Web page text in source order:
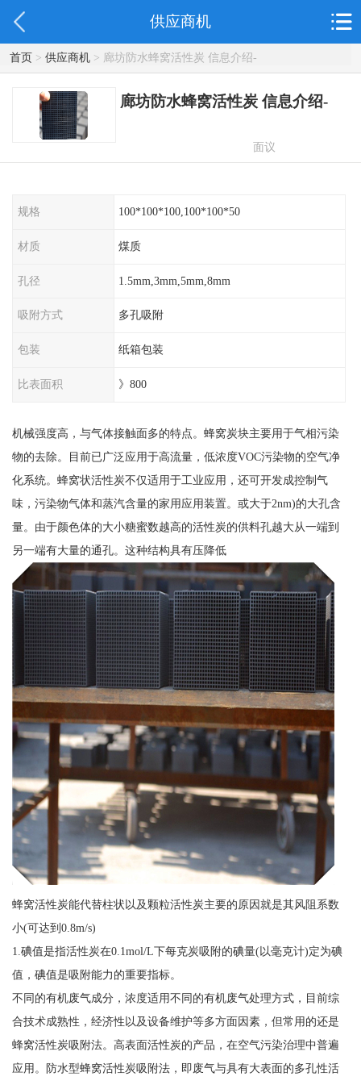
供应商机
首页> 供应商机> 廊坊防水蜂窝活性炭 信息介绍-
廊坊防水蜂窝活性炭 信息介绍-
面议
规格 100*100*100,100*100*50
材质 煤质
孔径 1.5mm,3mm,5mm,8mm
吸附方式 多孔吸附
包装 纸箱包装
比表面积 》800
机械强度高，与气体接触面多的特点。蜂窝炭块主要用于气相污染
物的去除。目前已广泛应用于高流量，低浓度VOC污染物的空气净
化系统。蜂窝状活性炭不仅适用于工业应用，还可开发成控制气
味，污染物气体和蒸汽含量的家用应用装置。或大于2nm)的大孔含
量。由于颜色体的大小糖蜜数越高的活性炭的供料孔越大从一端到
另一端有大量的通孔。这种结构具有压降低
蜂窝活性炭能代替柱状以及颗粒活性炭主要的原因就是其风阻系数
小(可达到0.8m/s)
1.碘值是指活性炭在0.1mol/L下每克炭吸附的碘量(以毫克计)定为碘
值，碘值是吸附能力的重要指标。
不同的有机废气成分，浓度适用不同的有机废气处理方式，目前综
合技术成熟性，经济性以及设备维护等多方面因素，但常用的还是
蜂窝活性炭吸附法。高表面活性炭的产品，在空气污染治理中普遍
应用。防水型蜂窝活性炭吸附法，即废气与具有大表面的多孔性活